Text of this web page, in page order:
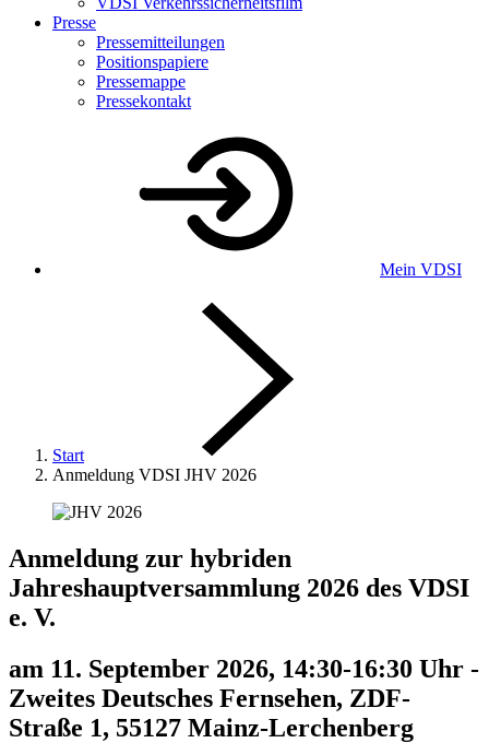
Presse
Pressemitteilungen
Positionspapiere
Pressemappe
Pressekontakt
Mein VDSI
Start
Anmeldung VDSI JHV 2026
Anmeldung zur hybriden
Jahreshauptversammlung 2026 des VDSI
e. V.
am 11. September 2026, 14:30-16:30 Uhr -
Zweites Deutsches Fernsehen, ZDF-
Straße 1, 55127 Mainz-Lerchenberg